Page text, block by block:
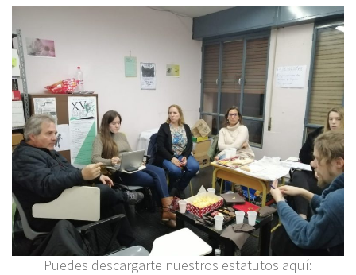
Puedes descargarte nuestros estatutos aquí: